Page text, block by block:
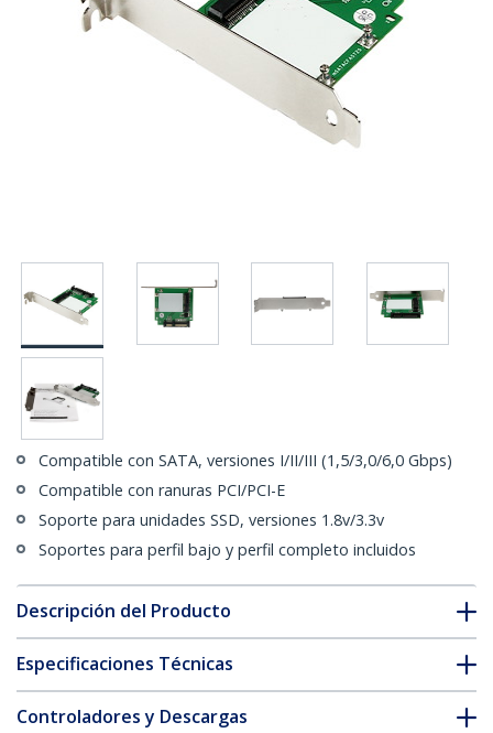
Compatible con SATA, versiones I/II/III (1,5/3,0/6,0 Gbps)
Compatible con ranuras PCI/PCI-E
Soporte para unidades SSD, versiones 1.8v/3.3v
Soportes para perfil bajo y perfil completo incluidos
Descripción del Producto
Especificaciones Técnicas
Controladores y Descargas